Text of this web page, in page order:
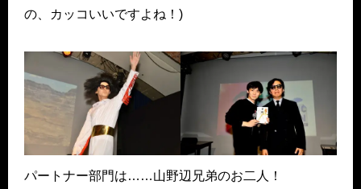
の、カッコいいですよね！)
パートナー部門は……山野辺兄弟のお二人！